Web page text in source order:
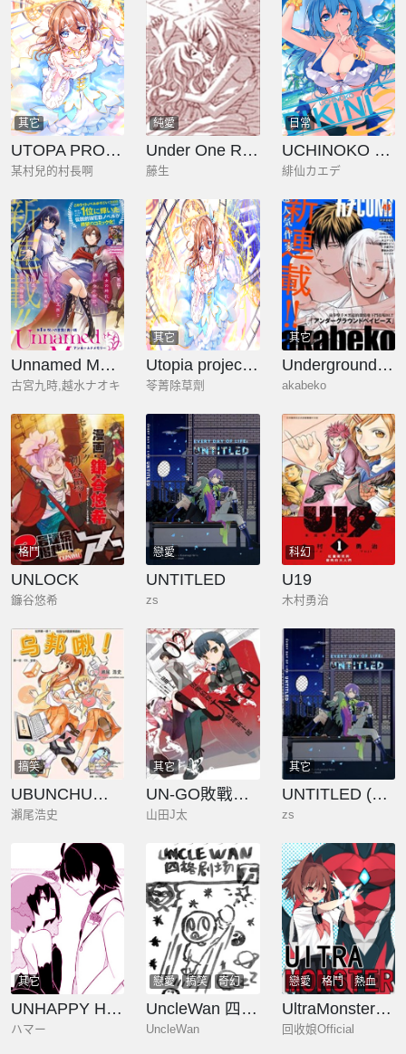
其它
UTOPA PROJECT 夜闌
某村兒的村長啊
純愛
Under One Roof
藤生
日常
UCHINOKO BIKINI
緋仙カエデ
Unnamed Memory
古宮九時,越水ナオキ
其它
Utopia project 夜闌
苓菁除草劑
其它
Underground Babys
akabeko
格鬥
UNLOCK
鐮谷悠希
戀愛
UNTITLED
zs
科幻
U19
木村勇治
搞笑
UBUNCHU烏邦啾
瀨尾浩史
其它
UN‐GO敗戰偵探‧結城新十郎
山田J太
其它
UNTITLED (類寧)
zs
其它
UNHAPPY HAPPY ANTINOMY
ハマー
戀愛 搞笑 奇幻
UncleWan 四格劇場
UncleWan
戀愛 格鬥 熱血
UltraMonster——Moebius
回收娘Official